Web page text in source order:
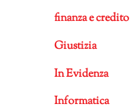
finanza e credito
Giustizia
In Evidenza
Informatica